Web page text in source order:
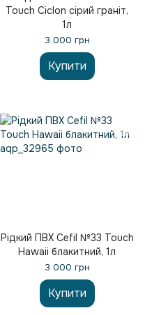
Touch Ciclon сірий граніт,
1л
3 000 грн
Купити
Рідкий ПВХ Cefil №33 Touch
Hawaii блакитний, 1л
3 000 грн
Купити